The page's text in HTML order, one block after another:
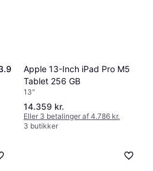
Apple 13-Inch iPad Pro M5
Tablet 256 GB
13"
14.359 kr.
Eller 3 betalinger af 4.786 kr.
3 butikker